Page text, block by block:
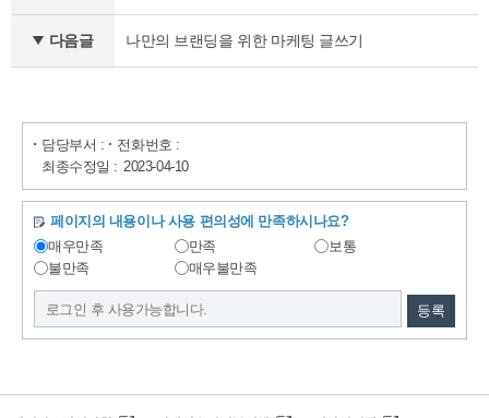
다음글 나만의 브랜딩을 위한 마케팅 글쓰기
담당부서 :
전화번호 :
최종수정일 : 2023-04-10
페이지의 내용이나 사용 편의성에 만족하시나요?
매우만족
만족
보통
불만족
매우불만족
등록